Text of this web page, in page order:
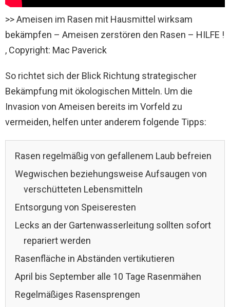
>> Ameisen im Rasen mit Hausmittel wirksam
bekämpfen – Ameisen zerstören den Rasen – HILFE !
, Copyright: Mac Paverick
So richtet sich der Blick Richtung strategischer
Bekämpfung mit ökologischen Mitteln. Um die
Invasion von Ameisen bereits im Vorfeld zu
vermeiden, helfen unter anderem folgende Tipps:
Rasen regelmäßig von gefallenem Laub befreien
Wegwischen beziehungsweise Aufsaugen von
verschütteten Lebensmitteln
Entsorgung von Speiseresten
Lecks an der Gartenwasserleitung sollten sofort
repariert werden
Rasenfläche in Abständen vertikutieren
April bis September alle 10 Tage Rasenmähen
Regelmäßiges Rasensprengen